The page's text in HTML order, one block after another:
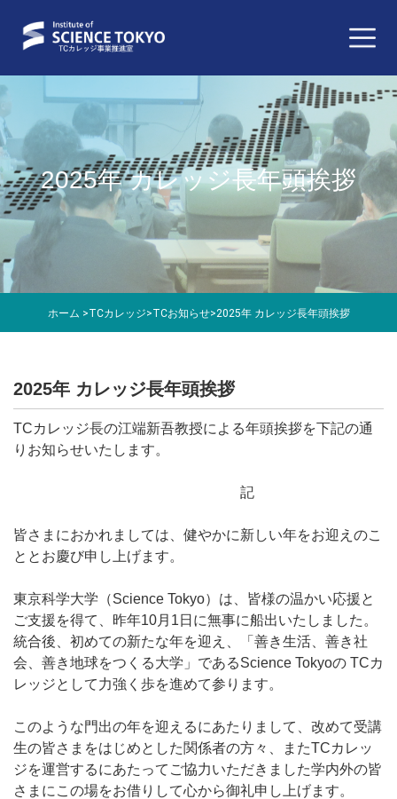
ホーム >TCカレッジ>TCお知らせ>2025年 カレッジ長年頭挨拶
2025年 カレッジ長年頭挨拶
2025年 カレッジ長年頭挨拶
TCカレッジ長の江端新吾教授による年頭挨拶を下記の通
りお知らせいたします。
記
皆さまにおかれましては、健やかに新しい年をお迎えのこ
ととお慶び申し上げます。
東京科学大学（Science Tokyo）は、皆様の温かい応援と
ご支援を得て、昨年10月 1 日に無事に船出いたしました。
統合後、初めての新たな年を迎え、「善き生活、善き社
会、善き地球をつくる大学」であるScience Tokyoの TCカ
レッジとして力強く歩を進めて参ります。
このような門出の年を迎えるにあたりまして、改めて受講
生の皆さまをはじめとした関係者の方々、またTCカレッ
ジを運営するにあたってご協力いただきました学内外の皆
さまにこの場をお借りして心から御礼申し上げます。